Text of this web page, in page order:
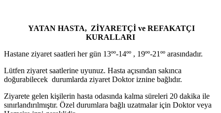
YATAN HASTA, ZİYARETÇİ ve REFAKATÇI
KURALLARI
Hastane ziyaret saatleri her gün 13ºº-14ºº , 19ºº-21ºº arasındadır.
Lütfen ziyaret saatlerine uyunuz. Hasta açısından sakınca
doğurabilecek durumlarda ziyaret Doktor iznine bağlıdır.
Ziyarete gelen kişilerin hasta odasında kalma süreleri 20 dakika ile
sınırlandırılmıştır. Özel durumlara bağlı uzatmalar için Doktor veya